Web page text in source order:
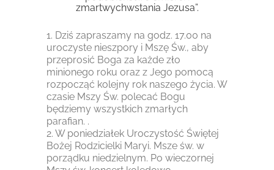
zmartwychwstania Jezusa”.
1. Dziś zapraszamy na godz. 17.00 na
uroczyste nieszpory i Mszę Św., aby
przeprosić Boga za każde zło
minionego roku oraz z Jego pomocą
rozpocząć kolejny rok naszego życia. W
czasie Mszy Św. polecać Bogu
będziemy wszystkich zmarłych
parafian. .
2. W poniedziałek Uroczystość Świętej
Bożej Rodzicielki Maryi. Msze św. w
porządku niedzielnym. Po wieczornej